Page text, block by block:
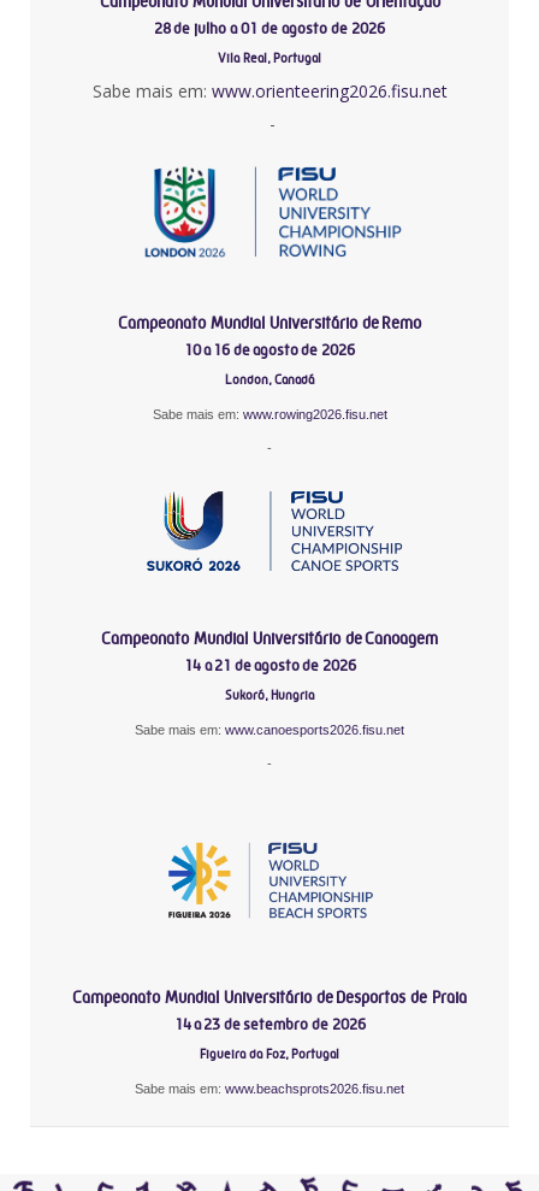
28 de julho a 01 de agosto de 2026
Vila Real, Portugal
Sabe mais em: www.orienteering2026.fisu.net
-
Campeonato Mundial Universitário de Remo
10 a 16 de agosto de 2026
London, Canadá
Sabe mais em: www.rowing2026.fisu.net
-
Campeonato Mundial Universitário de Canoagem
14 a 21 de agosto de 2026
Sukoró, Hungria
Sabe mais em: www.canoesports2026.fisu.net
-
Campeonato Mundial Universitário de Desportos de Praia
14 a 23 de setembro de 2026
Figueira da Foz, Portugal
Sabe mais em: www.beachsprots2026.fisu.net